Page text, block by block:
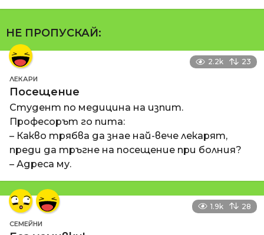
НЕ ПРОПУСКАЙ:
2.2k 23
ЛЕКАРИ
Посещение
Студент по медицина на изпит.
Професорът го пита:
– Какво трябва да знае най-вече лекарят,
преди да тръгне на посещение при болния?
– Адреса му.
1.9k 28
СЕМЕЙНИ